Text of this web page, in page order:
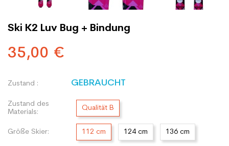
Ski K2 Luv Bug + Bindung
35,00 €
Zustand : GEBRAUCHT
Zustand des
Materials:
Qualität B
Größe Skier: 112 cm 124 cm 136 cm